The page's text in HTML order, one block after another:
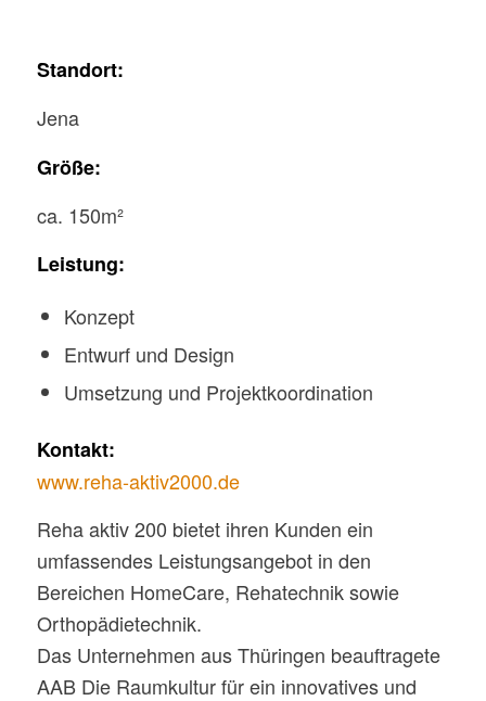
Standort:
Jena
Größe:
ca. 150m²
Leistung:
Konzept
Entwurf und Design
Umsetzung und Projektkoordination
Kontakt:
www.reha-aktiv2000.de
Reha aktiv 200 bietet ihren Kunden ein
umfassendes Leistungsangebot in den
Bereichen HomeCare, Rehatechnik sowie
Orthopädietechnik.
Das Unternehmen aus Thüringen beauftragete
AAB Die Raumkultur für ein innovatives und